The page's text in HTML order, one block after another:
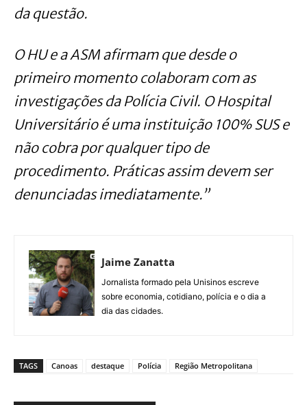
da questão.
O HU e a ASM afirmam que desde o
primeiro momento colaboram com as
investigações da Polícia Civil. O Hospital
Universitário é uma instituição 100% SUS e
não cobra por qualquer tipo de
procedimento. Práticas assim devem ser
denunciadas imediatamente.”
Jaime Zanatta
Jornalista formado pela Unisinos escreve
sobre economia, cotidiano, polícia e o dia a
dia das cidades.
TAGS Canoas destaque Polícia Região Metropolitana